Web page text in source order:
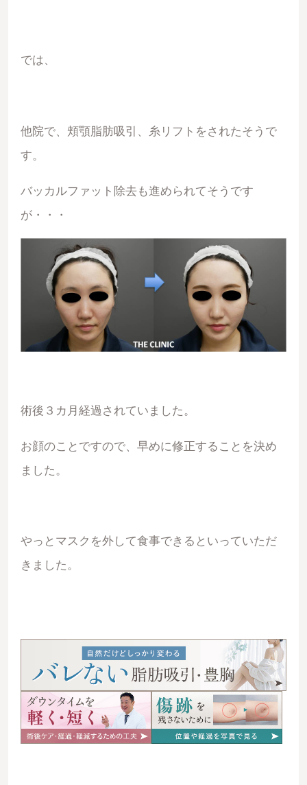
では、
他院で、頬顎脂肪吸引、糸リフトをされたそうで
す。
バッカルファット除去も進められてそうです
が・・・
術後３カ月経過されていました。
お顔のことですので、早めに修正することを決め
ました。
やっとマスクを外して食事できるといっていただ
きました。